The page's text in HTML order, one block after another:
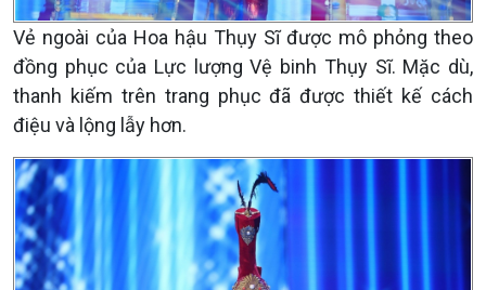
Vẻ ngoài của Hoa hậu Thụy Sĩ được mô phỏng theo
đồng phục của Lực lượng Vệ binh Thụy Sĩ. Mặc dù,
thanh kiếm trên trang phục đã được thiết kế cách
điệu và lộng lẫy hơn.